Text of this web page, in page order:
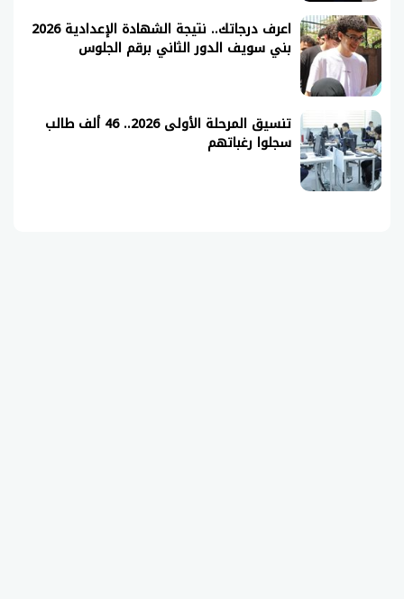
اعرف درجاتك.. نتيجة الشهادة الإعدادية 2026
بني سويف الدور الثاني برقم الجلوس
تنسيق المرحلة الأولى 2026.. 46 ألف طالب
سجلوا رغباتهم